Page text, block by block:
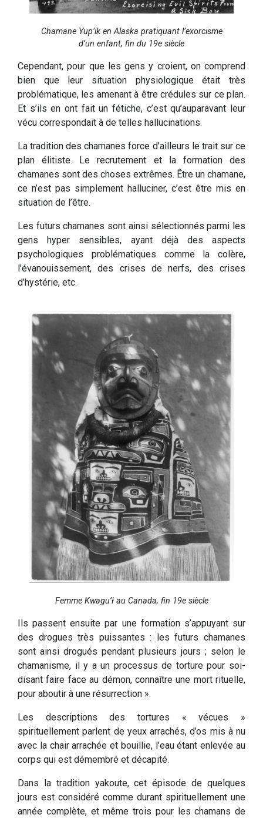
Chamane Yup’ik en Alaska pratiquant l’exorcisme
d’un enfant, fin du 19e siècle
Cependant, pour que les gens y croient, on comprend
bien que leur situation physiologique était très
problématique, les amenant à être crédules sur ce plan.
Et s’ils en ont fait un fétiche, c’est qu’auparavant leur
vécu correspondait à de telles hallucinations.
La tradition des chamanes force d’ailleurs le trait sur ce
plan élitiste. Le recrutement et la formation des
chamanes sont des choses extrêmes. Être un chamane,
ce n’est pas simplement halluciner, c’est être mis en
situation de l’être.
Les futurs chamanes sont ainsi sélectionnés parmi les
gens hyper sensibles, ayant déjà des aspects
psychologiques problématiques comme la colère,
l’évanouissement, des crises de nerfs, des crises
d’hystérie, etc.
Femme Kwagu’ł au Canada, fin 19e siècle
Ils passent ensuite par une formation s’appuyant sur
des drogues très puissantes : les futurs chamanes
sont ainsi drogués pendant plusieurs jours ; selon le
chamanisme, il y a un processus de torture pour soi-
disant faire face au démon, connaître une mort rituelle,
pour aboutir à une résurrection ».
Les descriptions des tortures « vécues »
spirituellement parlent de yeux arrachés, d’os mis à nu
avec la chair arrachée et bouillie, l’eau étant enlevée au
corps qui est démembré et décapité.
Dans la tradition yakoute, cet épisode de quelques
jours est considéré comme durant spirituellement une
année complète, et même trois pour les chamans de